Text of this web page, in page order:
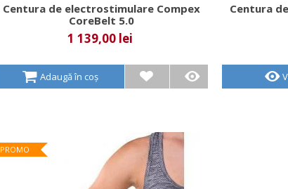
Centura de electrostimulare Compex
CoreBelt 5.0
1 139,00 lei
Adaugă în coș
Centura
PROMO